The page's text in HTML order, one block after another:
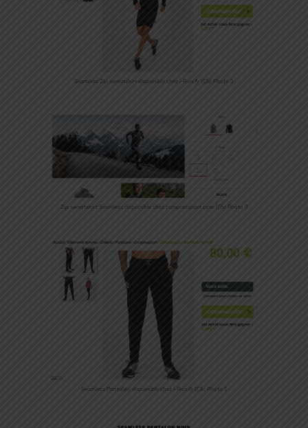
Seamless Zip sweatshirt disponible chez i-Run.fr (Clic Photo !)
Zip sweatshirt Seamless disponible chez compressport.com (Clic Photo !)
Seamless Pantalon disponible chez i-Run.fr (Clic Photo !)